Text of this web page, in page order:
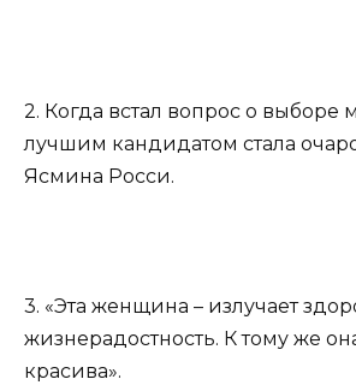
2. Когда встал вопрос о выборе
лучшим кандидатом стала
Ясмина Росси.
3. «Эта женщина – излучает
жизнерадостность. К тому же
красива».